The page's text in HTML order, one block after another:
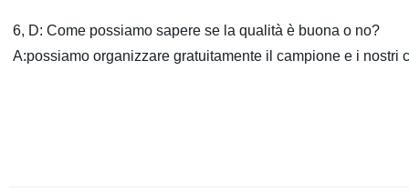
6, D: Come possiamo sapere se la qualità è buona o no?
A:possiamo organizzare gratuitamente il campione e i nostri